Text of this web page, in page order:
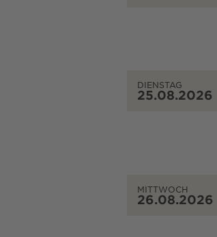
DIENSTAG
25.08.2026
MITTWOCH
26.08.2026